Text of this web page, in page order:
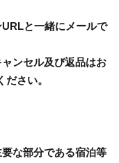
と一緒にメールで
ンセル及び返品はお
さい。
な部分である宿泊等